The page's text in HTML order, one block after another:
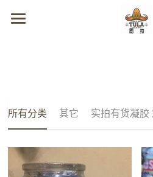
我们
联系及问题
所有分类 其它 实拍有货凝胶
商品分类